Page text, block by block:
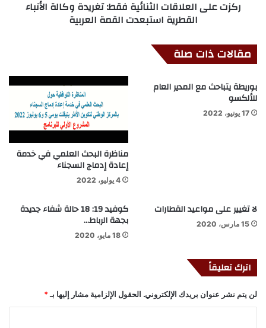
ركزت على العلاقات الثنائية فقط: تغريدة وكالة الأنباء
القطرية استبعدت القمة العربية
مقالات ذات صلة
بوريطة يتباحث مع المدير العام
للألكسو
17 يونيو، 2022
مناظرة البحث العلمي في خدمة
إعادة إدماج السجناء
4 يوليو، 2022
لا تغيير على مواعيد القطارات
15 مارس، 2020
كوفيد 19: 18 حالة شفاء جديدة
بجهة الرباط…
18 مايو، 2020
اترك تعليقاً
لن يتم نشر عنوان بريدك الإلكتروني. الحقول الإلزامية مشار إليها بـ*